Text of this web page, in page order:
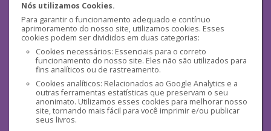
Nós utilizamos Cookies.
Para garantir o funcionamento adequado e contínuo
aprimoramento do nosso site, utilizamos cookies. Esses
cookies podem ser divididos em duas categorias:
Cookies necessários: Essenciais para o correto
funcionamento do nosso site. Eles não são utilizados para
fins analíticos ou de rastreamento.
Cookies analíticos: Relacionados ao Google Analytics e a
outras ferramentas estatísticas que preservam o seu
anonimato. Utilizamos esses cookies para melhorar nosso
site, tornando mais fácil para você imprimir e/ou publicar
seus livros.
Segurança
Mídias Sociais